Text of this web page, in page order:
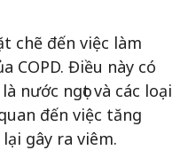
chẽ đến việc làm
COPD. Điều này có
nước ngọt và các loại
đến việc tăng
gây ra viêm.